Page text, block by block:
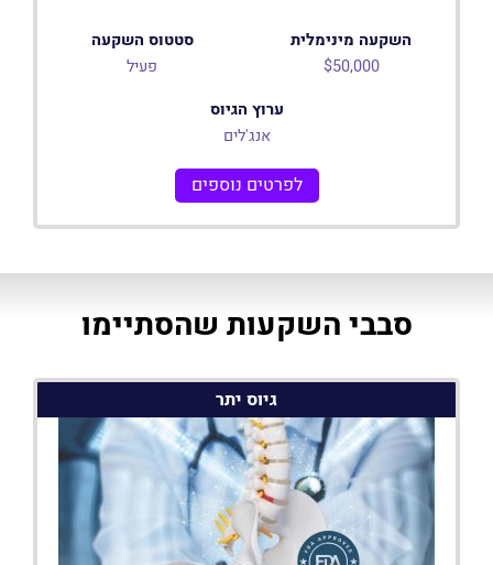
השקעה מינימלית
$50,000
סטטוס השקעה
פעיל
ערוץ הגיוס
אנג'לים
לפרטים נוספים
סבבי השקעות שהסתיימו
גיוס יתר